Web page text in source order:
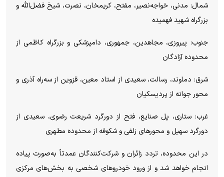
شمال: مدنی، خواجه‌نصیر، مفتح، کریمخان، نصرت، شیخ فضل‌الله و
بزرگراه شهید فهمیده
جنوب: پیروزی، مجاهدین، جمهوری، دامپزشکی و بزرگراه کاظمی از
محدوده آزادگان
شرق: دماوند، رسالت، سعیدی از استاد معین، قزوین از سه‌راه آذری و
محور جوانه از پردیسکیان
غرب: ستاری، پل صنایع، فتح از دورگرد شریعت رضوی، سعیدی از
دورگرد سهیل و محور‌های زلفی و شکوفه از محدوده مطهری
در این محدوده، تردد زائران و شرکت‌کنندگان عمدتاً به‌صورت پیاده
انجام خواهد شد و از ورود خودرو‌های شخصی به بخش‌های مرکزی